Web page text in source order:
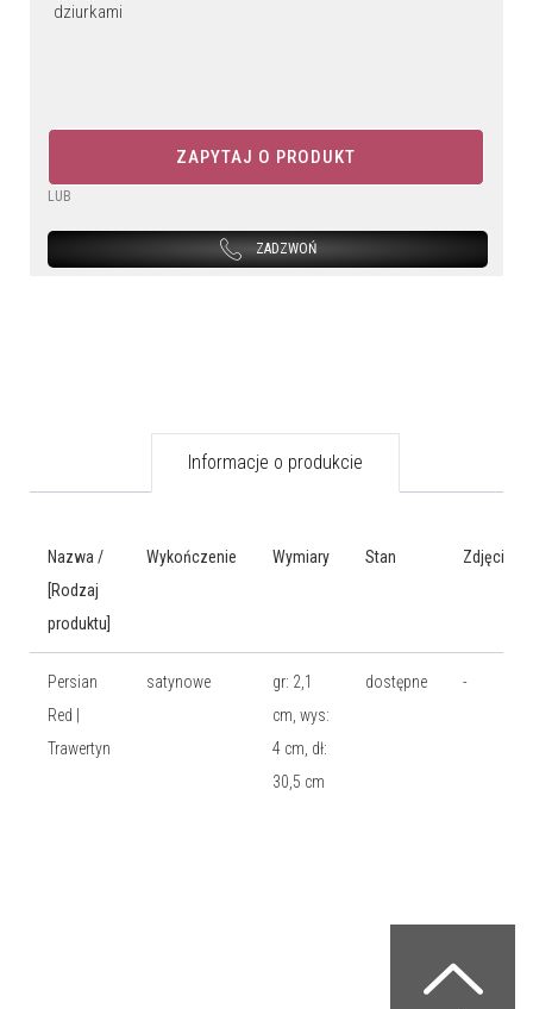
dziurkami
ZAPYTAJ O PRODUKT
LUB
ZADZWOŃ
Informacje o produkcie
Nazwa /
[Rodzaj
produktu]
Wykończenie Wymiary Stan Zdjęcia
Persian
Red |
Trawertyn
satynowe
gr: 2,1
cm, wys:
4 cm, dł:
30,5 cm
dostępne -